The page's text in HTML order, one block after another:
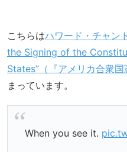
こちらはハワード・チャン
the Signing of the
States”（『アメリカ合衆国
まっています。
When you see it.